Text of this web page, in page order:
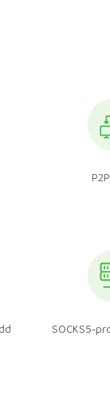
SOCKS5-